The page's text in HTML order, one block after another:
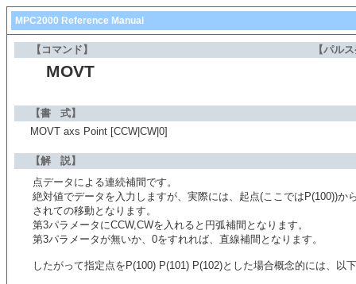
MPC2000 Reference Manual
【コマンド】 【パル
MOVT
【書 式】
MOVT axs Point [CCW|CW|0]
【解 説】
点データによる連続補間です。
絶対値でデータを入力しますが、実際には、起点(ここではP(100))か
されての移動となります。
第3パラメータにCCW,CWを入れると円弧補間となります。
第3パラメータが無いか、0をすれれば、直線補間となります。
したがって指定点をP(100) P(101) P(102)とした場合概念的には、以